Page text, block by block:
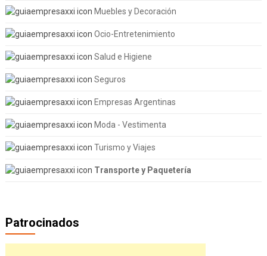
Muebles y Decoración
Ocio-Entretenimiento
Salud e Higiene
Seguros
Empresas Argentinas
Moda - Vestimenta
Turismo y Viajes
Transporte y Paquetería
Patrocinados